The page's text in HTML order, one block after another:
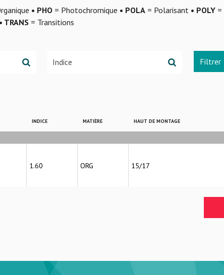
• PHO= Photochromique • POLA= Polarisant • POLY=
• TRANS= Transitions
Filtrer
INDICE MATIÈRE HAUT DE MONTAGE
1.60 ORG 15/17